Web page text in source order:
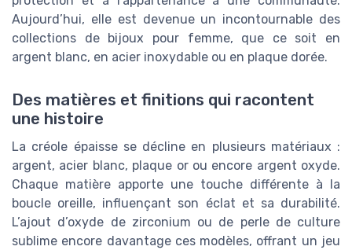
Aujourd’hui, elle est devenue un incontournable des
collections de bijoux pour femme, que ce soit en
argent blanc, en acier inoxydable ou en plaque dorée.
Des matières et finitions qui racontent
une histoire
La créole épaisse se décline en plusieurs matériaux :
argent, acier blanc, plaque or ou encore argent oxyde.
Chaque matière apporte une touche différente à la
boucle oreille, influençant son éclat et sa durabilité.
L’ajout d’oxyde de zirconium ou de perle de culture
sublime encore davantage ces modèles, offrant un jeu